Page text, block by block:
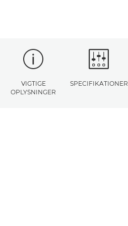
VIGTIGE
OPLYSNINGER
SPECIFIKATIONER